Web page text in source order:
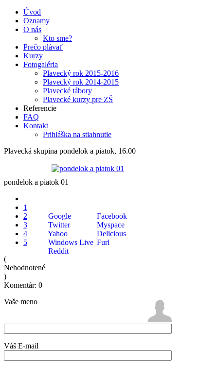
Úvod
Oznamy
O nás
Kto sme?
Prečo plávať
Kurzy
Fotogaléria
Plavecký rok 2015-2016
Plavecký rok 2014-2015
Plavecké tábory
Plavecké kurzy pre ZŠ
Referencie
FAQ
Kontakt
Prihláška na stiahnutie
Plavecká skupina pondelok a piatok, 16.00
pondelok a piatok 01
1
2
3
4
5
(
Nehodnotené
)
Google
Facebook
Twitter
Myspace
Yahoo
Delicious
Windows Live Furl
Reddit
Komentár: 0
Vaše meno
Váš E-mail